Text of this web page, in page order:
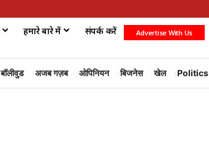
हमारे बारे में संपर्क करें Advertise With Us
बॉलीवुड अजब गज़ब ओपिनियन बिजनेस खेल Politics